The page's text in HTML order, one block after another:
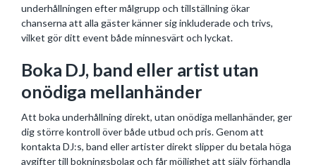
underhållningen efter målgrupp och tillställning ökar
chanserna att alla gäster känner sig inkluderade och trivs,
vilket gör ditt event både minnesvärt och lyckat.
Boka DJ, band eller artist utan
onödiga mellanhänder
Att boka underhållning direkt, utan onödiga mellanhänder, ger
dig större kontroll över både utbud och pris. Genom att
kontakta DJ:s, band eller artister direkt slipper du betala höga
avgifter till bokningsbolag och får möjlighet att själv förhandla